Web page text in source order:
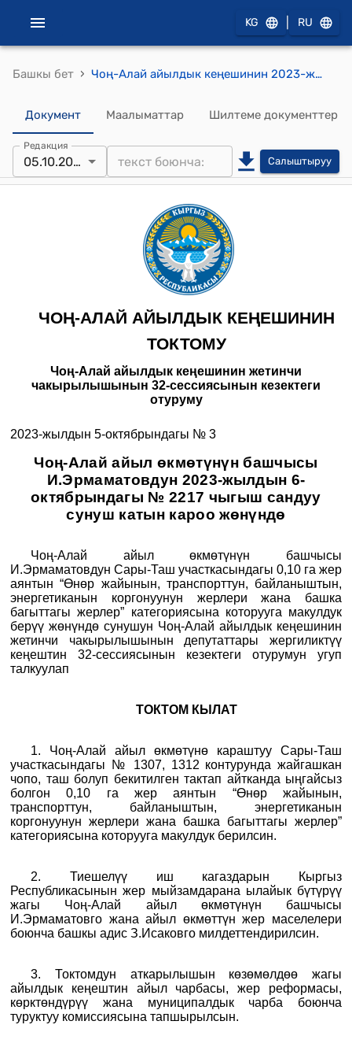
KG RU
Башкы бет › Чоң-Алай айылдык кеңешинин 2023-жылдын 5-октябрындагы № 3 "Чоң-Алай айыл өкмөтүнүн башчысы И.Эрмаматовдун 2023-жылдын 6-октябрындагы № 2217 чыгыш сандуу сунуш катын кароо жөнүндө" токтому
Документ Маалыматтар Шилтеме документтер
Редакция
05.10.2023 Салыштыруу